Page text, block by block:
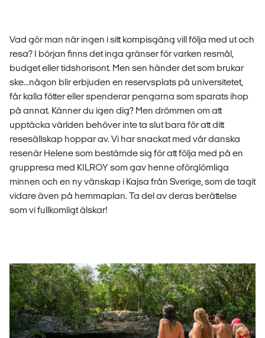
Vad gör man när ingen i sitt kompisgäng vill följa med ut och
resa? I början finns det inga gränser för varken resmål,
budget eller tidshorisont. Men sen händer det som brukar
ske...någon blir erbjuden en reservsplats på universitetet,
får kalla fötter eller spenderar pengarna som sparats ihop
på annat. Känner du igen dig? Men drömmen om att
upptäcka världen behöver inte ta slut bara för att ditt
resesällskap hoppar av. Vi har snackat med vår danska
resenär Helene som bestämde sig för att följa med på en
gruppresa med KILROY som gav henne oförglömliga
minnen och en ny vänskap i Kajsa från Sverige, som de tagit
vidare även på hemmaplan. Ta del av deras berättelse
som vi fullkomligt älskar!